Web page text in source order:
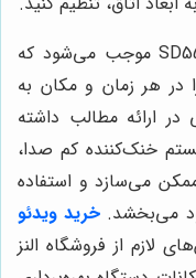
استفاده از مینی ویدئو پروژکتور النز SD550 موجب می‌شود که
در هر زمان و مکان به
در ارائه مطالب داشته
خنک‌کننده کم صدا،
می‌سازد و استفاده
می‌بخشد. خرید ویدئو
لازم از فروشگاه النز